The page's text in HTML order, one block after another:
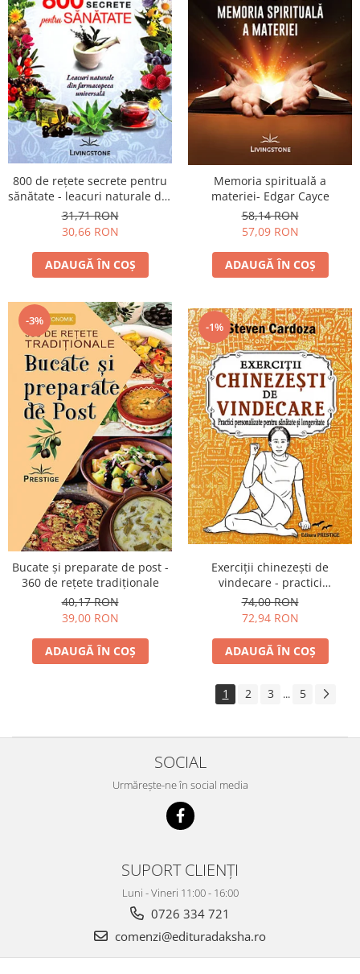
800 de reţete secrete pentru
sănătate - leacuri naturale din
farmacopeea universală
31,71 RON
30,66 RON
ADAUGĂ ÎN COȘ
Memoria spirituală a
materiei- Edgar Cayce
58,14 RON
57,09 RON
ADAUGĂ ÎN COȘ
-3%
Bucate şi preparate de post -
360 de reţete tradiţionale
40,17 RON
39,00 RON
ADAUGĂ ÎN COȘ
-1%
Exerciţii chinezeşti de
vindecare - practici
personalizate pentru sănătate
şi longevitate
74,00 RON
72,94 RON
ADAUGĂ ÎN COȘ
1 2 3 ... 5
SOCIAL
Urmărește-ne în social media
SUPORT CLIENȚI
Luni - Vineri 11:00 - 16:00
0726 334 721
comenzi@edituradaksha.ro